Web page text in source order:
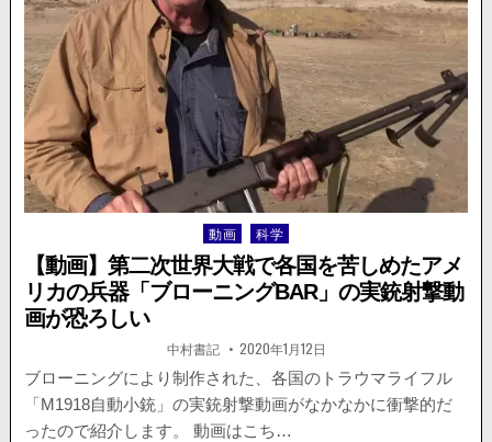
Posted
in
動画 科学
【動画】第二次世界大戦で各国を苦しめたアメ
リカの兵器「ブローニングBAR」の実銃射撃動
画が恐ろしい
著
者:
中村書記 掲
載
日：
2020年1月12日
ブローニングにより制作された、各国のトラウマライフル
「M1918自動小銃」の実銃射撃動画がなかなかに衝撃的だ
ったので紹介します。 動画はこち…